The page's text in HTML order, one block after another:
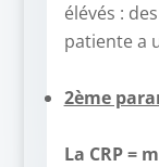
élévés :
patiente a
2ème
La CRP =